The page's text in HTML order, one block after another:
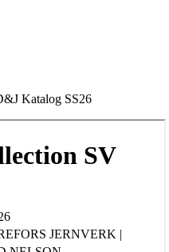
Katalog SS26